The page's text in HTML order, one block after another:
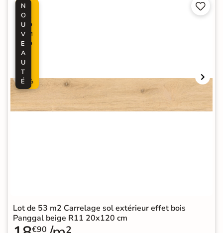
R
O
M
O
%
N
O
U
V
E
A
U
T
É


Lot de 53 m2 Carrelage sol extérieur effet bois
Panggal beige R11 20x120 cm
€90